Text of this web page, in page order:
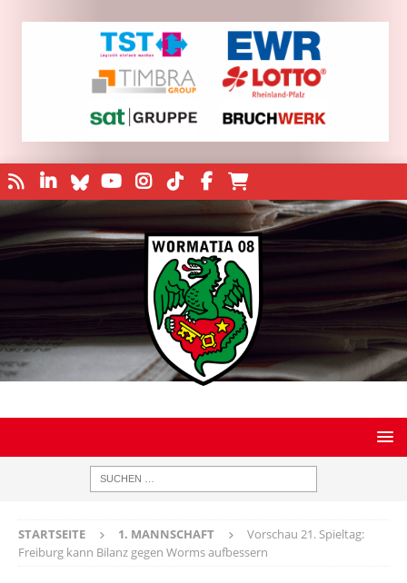
STARTSEITE 1. MANNSCHAFT
Vorschau 21. Spieltag:
Freiburg kann Bilanz gegen Worms aufbessern